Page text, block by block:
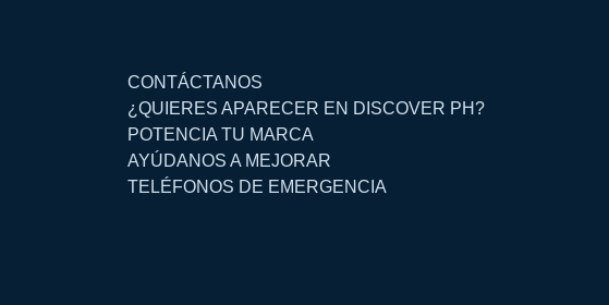
CONTÁCTANOS
¿QUIERES APARECER EN DISCOVER PH?
POTENCIA TU MARCA
AYÚDANOS A MEJORAR
TELÉFONOS DE EMERGENCIA